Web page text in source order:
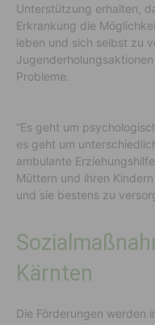
Unterstützung erhalten,
Erkrankung die
leben und sich selbst zu
Probleme.
“Es geht um
es geht um
ambulante
Müttern und ihren
und sie bestens zu
Kärnten
Die Förderungen werden